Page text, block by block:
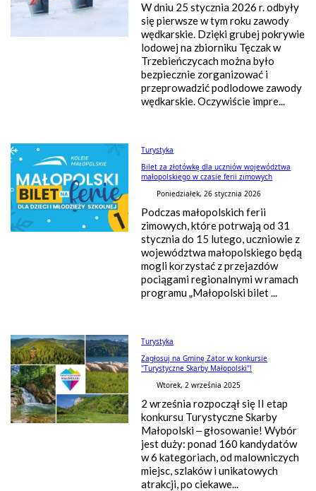
W dniu 25 stycznia 2026 r. odbyły
się pierwsze w tym roku zawody
wędkarskie. Dzięki grubej pokrywie
lodowej na zbiorniku Tęczak w
Trzebieńczycach można było
bezpiecznie zorganizować i
przeprowadzić podlodowe zawody
wędkarskie. Oczywiście impre...
Turystyka
Bilet za złotówkę dla uczniów województwa
małopolskiego w czasie ferii zimowych
Poniedziałek, 26 stycznia 2026
Podczas małopolskich ferii
zimowych, które potrwają od 31
stycznia do 15 lutego, uczniowie z
województwa małopolskiego będą
mogli korzystać z przejazdów
pociągami regionalnymi w ramach
programu „Małopolski bilet ...
Turystyka
Zagłosuj na Gminę Zator w konkursie
"Turystyczne Skarby Małopolski"!
Wtorek, 2 września 2025
2 września rozpoczął się II etap
konkursu Turystyczne Skarby
Małopolski – głosowanie! Wybór
jest duży: ponad 160 kandydatów
w 6 kategoriach, od malowniczych
miejsc, szlaków i unikatowych
atrakcji, po ciekawe...